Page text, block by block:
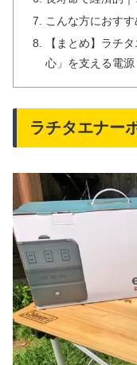
こんな方におすす
【まとめ】ラチ
心」を支える電源
ラチタエナー